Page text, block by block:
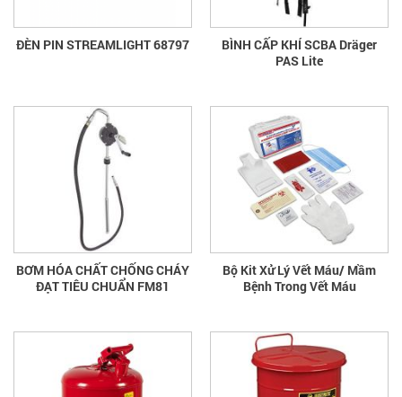
ĐÈN PIN STREAMLIGHT 68797
BÌNH CẤP KHÍ SCBA Dräger
PAS Lite
BƠM HÓA CHẤT CHỐNG CHÁY
ĐẠT TIÊU CHUẨN FM81
Bộ Kit Xử Lý Vết Máu/ Mầm
Bệnh Trong Vết Máu